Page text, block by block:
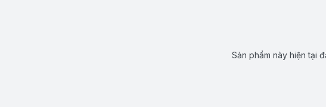
Sản phẩm này hiện tại